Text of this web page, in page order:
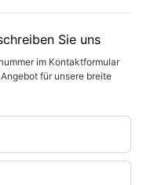
Sie uns
im Kontaktformular
für unsere breite